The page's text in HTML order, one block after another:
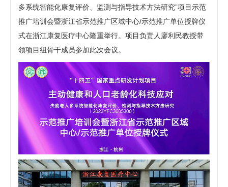
多系统智能化康复评价、监测与指导技术方法研究”项目示范
推广培训会暨浙江省示范推广区域中心/示范推广单位授牌仪
式在浙江康复医疗中心隆重举行。项目负责人廖利民教授带
领项目组骨干成员参加此次会议。